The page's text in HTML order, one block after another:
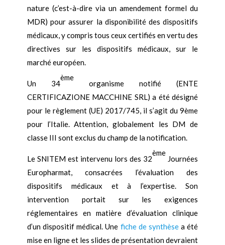
nature (c’est-à-dire via un amendement formel du
MDR) pour assurer la disponibilité des dispositifs
médicaux, y compris tous ceux certifiés en vertu des
directives sur les dispositifs médicaux, sur le
marché européen.
Un 34
ème
organisme notifié (ENTE
CERTIFICAZIONE MACCHINE SRL) a été désigné
pour le règlement (UE) 2017/745, il s’agit du 9ème
pour l’Italie. Attention, globalement les DM de
classe III sont exclus du champ de la notification.
Le SNITEM est intervenu lors des 32
ème
Journées
Europharmat, consacrées l’évaluation des
dispositifs médicaux et à l’expertise. Son
intervention portait sur les exigences
réglementaires en matière d’évaluation clinique
d’un dispositif médical. Une fiche de synthèsea été
mise en ligne et les slides de présentation devraient